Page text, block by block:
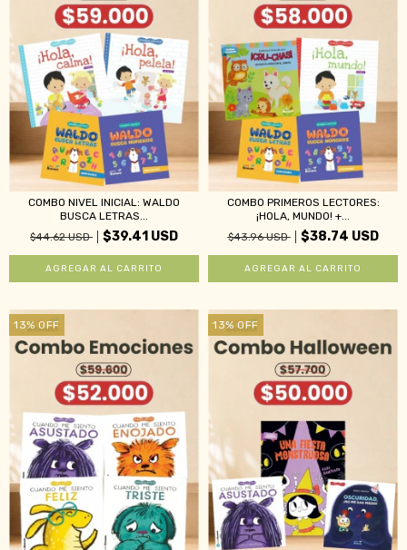
COMBO NIVEL INICIAL: WALDO
BUSCA LETRAS...
$44.62 USD
$39.41 USD
COMBO PRIMEROS LECTORES:
¡HOLA, MUNDO! +...
$43.96 USD
$38.74 USD
13% OFF 13% OFF